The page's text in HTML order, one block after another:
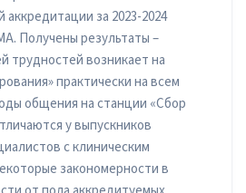
за 2023-2024
Получены результаты –
трудностей возникает на
практически на всем
общения на станции «Сбор
у выпускников
с клиническим
закономерности в